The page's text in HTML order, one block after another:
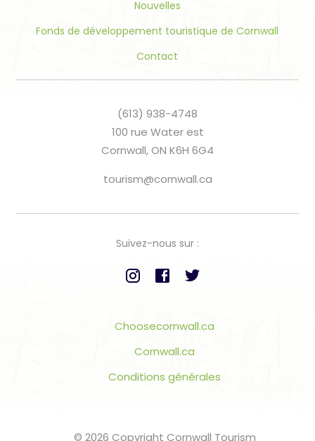
Nouvelles
Fonds de développement touristique de Cornwall
Contact
(613) 938-4748
100 rue Water est
Cornwall, ON K6H 6G4
tourism@cornwall.ca
Suivez-nous sur :
Choosecornwall.ca
Cornwall.ca
Conditions générales
© 2026 Copyright Cornwall Tourism